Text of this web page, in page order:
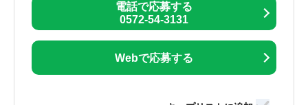
電話で応募する
0572-54-3131
Webで応募する